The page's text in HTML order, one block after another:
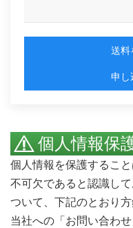
送料
申し
個人情報保
個人情報を保護するこ
不可欠であると認識し
ついて、下記のとおり方
当社への「お問い合わ